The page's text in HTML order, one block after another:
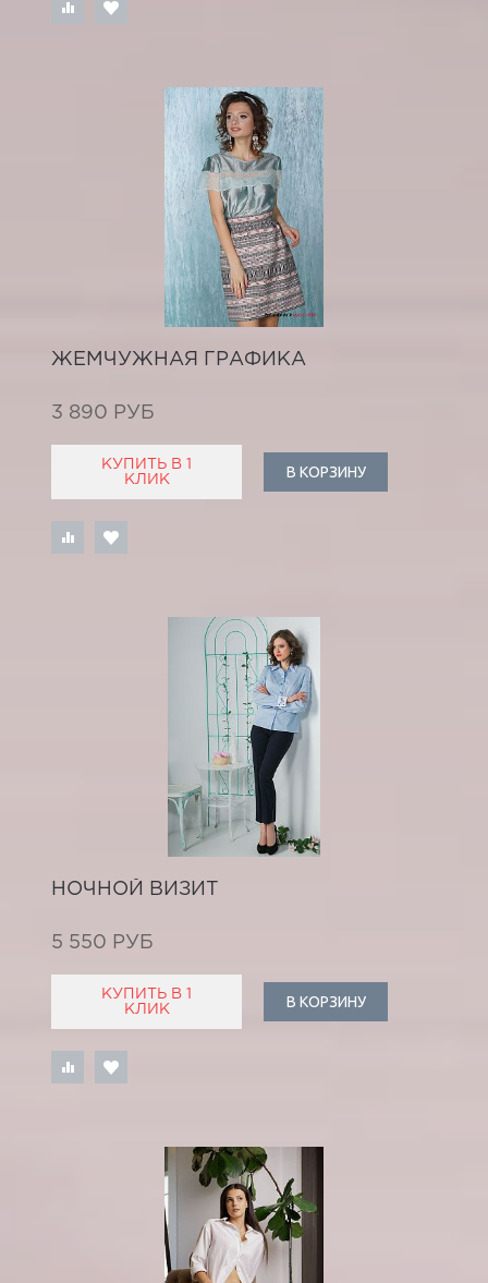
ЖЕМЧУЖНАЯ ГРАФИКА
3 890 РУБ
КУПИТЬ В 1
КЛИК
В КОРЗИНУ
НОЧНОЙ ВИЗИТ
5 550 РУБ
КУПИТЬ В 1
КЛИК
В КОРЗИНУ